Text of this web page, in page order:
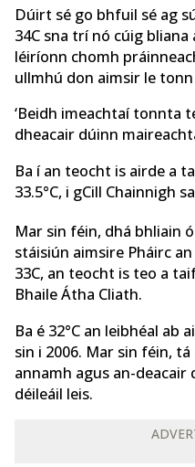
Dúirt sé go bhfuil sé ag
34C sna trí nó cúig
léiríonn chomh
ullmhú don aimsir le
‘Beidh imeachtaí tonnta
dheacair dúinn
Ba í an teocht is airde a
33.5°C, i gCill Chainnigh
Mar sin féin, dhá bhliain
stáisiún aimsire Pháirc
33C, an teocht is teo a
Bhaile Átha Cliath.
Ba é 32°C an leibhéal ab
sin i 2006. Mar sin féin,
annamh agus an-
déileáil leis.